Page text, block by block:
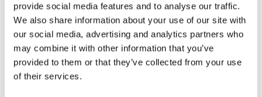
provide social media features and to analyse our traffic.
We also share information about your use of our site with
our social media, advertising and analytics partners who
may combine it with other information that you’ve
provided to them or that they’ve collected from your use
of their services.